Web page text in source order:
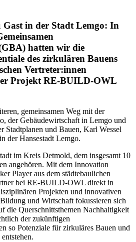
in der Stadt Lemgo: In
hatten wir die
des zirkulären Bauens
Vertreter:innen
Projekt RE-BUILD-OWL
gemeinsamen Weg mit der
der Gebäudewirtschaft in Lemgo und
Stadtplanen und Bauen, Karl Wessel
der Hansestadt Lemgo.
im Kreis Detmold, dem insgesamt 10
angehören. Mit dem Innovation
Player aus dem städtebaulichen
bei RE-BUILD-OWL direkt in
Projekten und innovativen
und Wirtschaft fokussieren sich
die Querschnittsthemen Nachhaltigkeit
der zukünftigen
so Potenziale für zirkuläres Bauen und